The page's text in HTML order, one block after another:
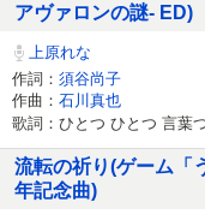
アヴァロンの謎- ED)
上原れな
作詞： 須谷尚子
作曲： 石川真也
歌詞：ひとつ ひとつ 言葉
流転の祈り(ゲーム「
年記念曲)